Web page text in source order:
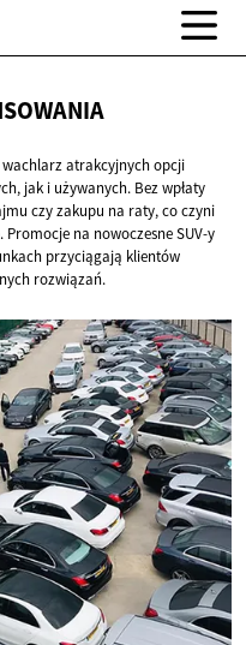
atrakcyjnych opcji
jak i używanych. Bez wpłaty
czy zakupu na raty, co czyni
na nowoczesne SUV-y
przyciągają klientów
rozwiązań.